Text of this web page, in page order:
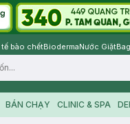
tế bào chếtBiodermaNước Giặt
BÁN CHẠY CLINIC & SPA